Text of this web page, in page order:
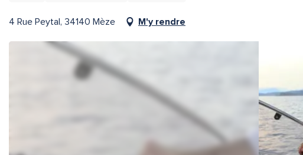
4 Rue Peytal, 34140 Mèze M'y rendre